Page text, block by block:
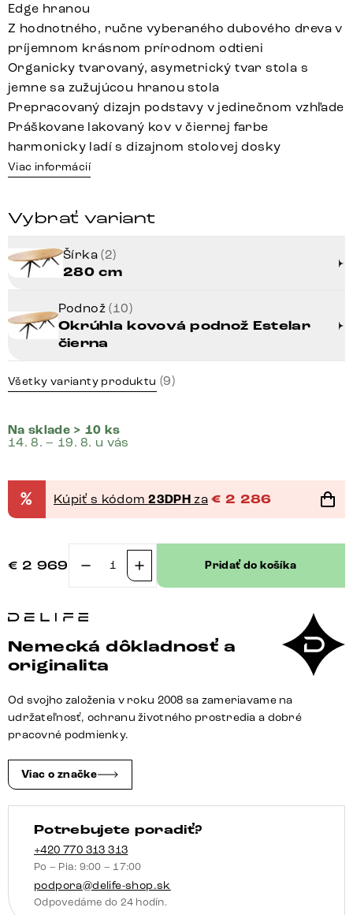
Edge hranou
Z hodnotného, ručne vyberaného dubového dreva v
príjemnom krásnom prírodnom odtieni
Organicky tvarovaný, asymetrický tvar stola s
jemne sa zužujúcou hranou stola
Prepracovaný dizajn podstavy v jedinečnom vzhľade
Práškovane lakovaný kov v čiernej farbe
harmonicky ladí s dizajnom stolovej dosky
Viac informácií
Vybrať variant
Šírka(2)
280 cm
Podnož(10)
Okrúhla kovová podnož Estelar
čierna
Všetky varianty produktu (9)
Na sklade > 10 ks
14. 8. – 19. 8. u vás
% Kúpiť s kódom23DPH za € 2 286
€ 2 969
množstvo
stôl
oválny
280x130x2,5
dub
prírodný
Estelar
kov
čierny
Flow-
Edge
Pridať do košíka
Nemecká dôkladnosť a
originalita
Od svojho založenia v roku 2008 sa zameriavame na
udržateľnosť, ochranu životného prostredia a dobré
pracovné podmienky.
Viac o značke
Potrebujete poradiť?
+420 770 313 313
Po – Pia: 9:00 – 17:00
podpora@delife-shop.sk
Odpovedáme do 24 hodín.